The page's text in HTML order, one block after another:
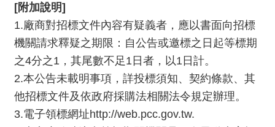
[附加說明]
1.廠商對招標文件內容有疑義者，應以書面向招標
機關請求釋疑之期限：自公告或邀標之日起等標期
之4分之1，其尾數不足1日者，以1日計。
2.本公告未載明事項，詳投標須知、契約條款、其
他招標文件及依政府採購法相關法令規定辦理。
3.電子領標網址http://web.pcc.gov.tw.